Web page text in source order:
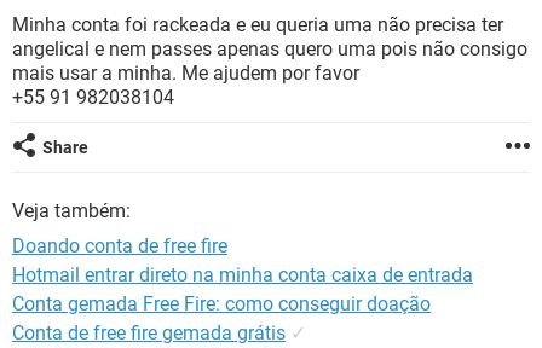
GUIA DE COMPRAS
INSTAGRAM GMAIL
GUIA DE COMPRAS
CELULAR FACEBOOK
OUTLOOK EXCEL
GUIA DE COMPRAS
Minha conta foi rackeada e eu queria uma não precisa ter
angelical e nem passes apenas quero uma pois não consigo
mais usar a minha. Me ajudem por favor
+55 91 982038104
Share
Veja também:
Doando conta de free fire
Hotmail entrar direto na minha conta caixa de entrada
Conta gemada Free Fire: como conseguir doação
Conta de free fire gemada grátis ✓